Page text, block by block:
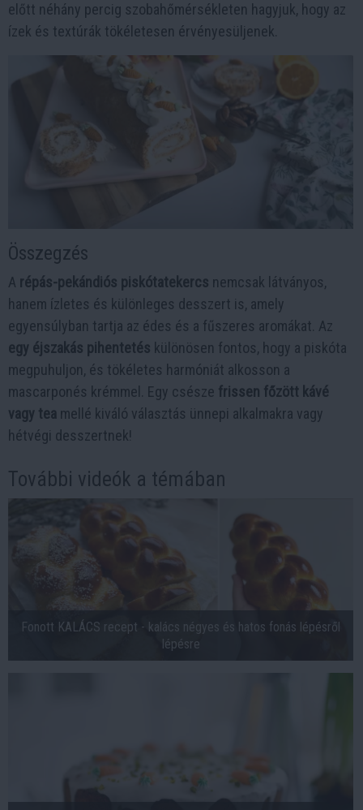
előtt néhány percig szobahőmérsékleten hagyjuk, hogy az
ízek és textúrák tökéletesen érvényesüljenek.
Összegzés
A répás-pekándiós piskótatekercs nemcsak látványos,
hanem ízletes és különleges desszert is, amely
egyensúlyban tartja az édes és a fűszeres aromákat. Az
egy éjszakás pihentetés különösen fontos, hogy a piskóta
megpuhuljon, és tökéletes harmóniát alkosson a
mascarponés krémmel. Egy csésze frissen főzött kávé
vagy tea mellé kiváló választás ünnepi alkalmakra vagy
hétvégi desszertnek!
További videók a témában
Fonott KALÁCS recept - kalács négyes és hatos fonás lépésről
lépésre